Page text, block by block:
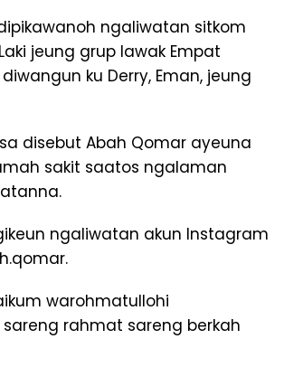
ngaliwatan sitkom
jeung grup lawak Empat
ku Derry, Eman, jeung
disebut Abah Qomar ayeuna
sakit saatos ngalaman
ngaliwatan akun Instagram
warohmatullohi
rahmat sareng berkah